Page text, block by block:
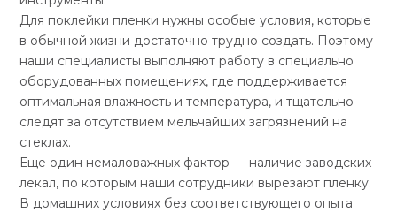
Для поклейки пленки нужны особые условия, которые
в обычной жизни достаточно трудно создать. Поэтому
наши специалисты выполняют работу в специально
оборудованных помещениях, где поддерживается
оптимальная влажность и температура, и тщательно
следят за отсутствием мельчайших загрязнений на
стеклах.
Еще один немаловажных фактор — наличие заводских
лекал, по которым наши сотрудники вырезают пленку.
В домашних условиях без соответствующего опыта